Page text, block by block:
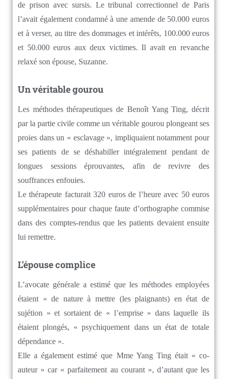
de prison avec sursis. Le tribunal correctionnel de Paris
l’avait également condamné à une amende de 50.000 euros
et à verser, au titre des dommages et intérêts, 100.000 euros
et 50.000 euros aux deux victimes. Il avait en revanche
relaxé son épouse, Suzanne.
Un véritable gourou
Les méthodes thérapeutiques de Benoît Yang Ting, décrit
par la partie civile comme un véritable gourou plongeant ses
proies dans un « esclavage », impliquaient notamment pour
ses patients de se déshabiller intégralement pendant de
longues sessions éprouvantes, afin de revivre des
souffrances enfouies.
Le thérapeute facturait 320 euros de l’heure avec 50 euros
supplémentaires pour chaque faute d’orthographe commise
dans des comptes-rendus que les patients devaient ensuite
lui remettre.
L’épouse complice
L’avocate générale a estimé que les méthodes employées
étaient « de nature à mettre (les plaignants) en état de
sujétion » et sortaient de « l’emprise » dans laquelle ils
étaient plongés, « psychiquement dans un état de totale
dépendance ».
Elle a également estimé que Mme Yang Ting était « co-
auteur » car « parfaitement au courant », d’autant que les